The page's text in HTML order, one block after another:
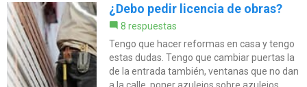
¿Debo pedir licencia de obras?
8 respuestas
Tengo que hacer reformas en casa y tengo
estas dudas. Tengo que cambiar puertas la
de la entrada también, ventanas que no dan
a la calle, poner azulejos sobre azulejos,